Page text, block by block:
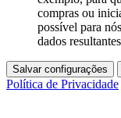
compras ou
possível para
dados
Salvar configurações
Política de Privacidade